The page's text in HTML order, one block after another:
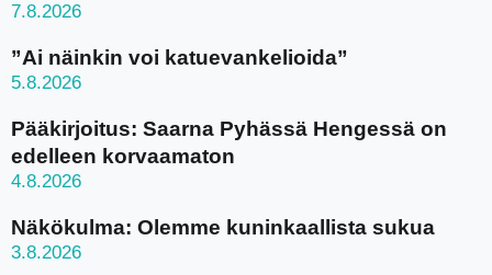
7.8.2026
”Ai näinkin voi katuevankelioida”
5.8.2026
Pääkirjoitus: Saarna Pyhässä Hengessä on
edelleen korvaamaton
4.8.2026
Näkökulma: Olemme kuninkaallista sukua
3.8.2026